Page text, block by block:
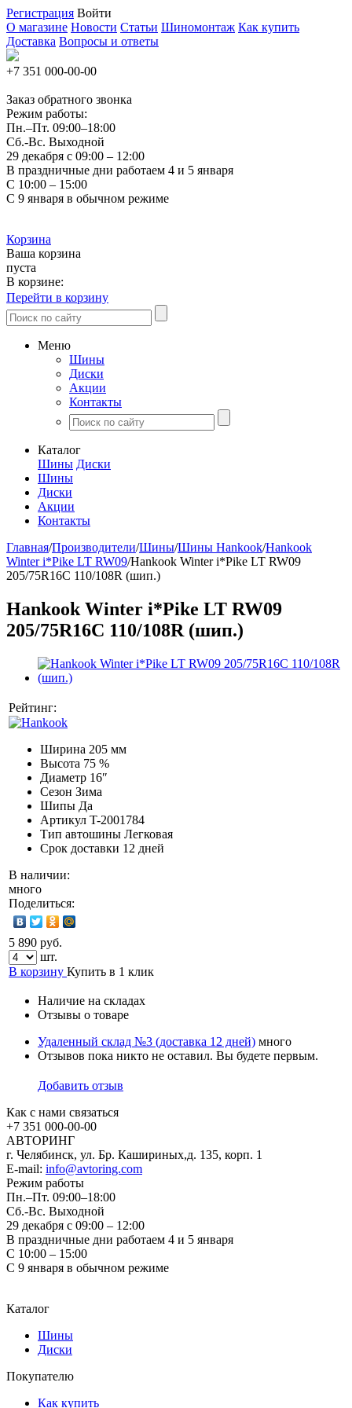
Регистрация Войти
О магазине Новости Статьи Шиномонтаж Как купить
Доставка Вопросы и ответы
+7 351 000-00-00
Заказ обратного звонка
Режим работы:
Пн.–Пт. 09:00–18:00
Сб.-Вс. Выходной
29 декабря с 09:00 – 12:00
В праздничные дни работаем 4 и 5 января
С 10:00 – 15:00
С 9 января в обычном режиме
Корзина
Ваша корзина
пуста
В корзине:
Перейти в корзину
Меню
Шины
Диски
Акции
Контакты
Каталог
Шины Диски
Шины
Диски
Акции
Контакты
Главная/Производители/Шины/Шины Hankook/Hankook
Winter i*Pike LT RW09/Hankook Winter i*Pike LT RW09
205/75R16C 110/108R (шип.)
Hankook Winter i*Pike LT RW09
205/75R16C 110/108R (шип.)
Рейтинг:
Ширина 205 мм
Высота 75 %
Диаметр 16″
Сезон Зима
Шипы Да
Артикул T-2001784
Тип автошины Легковая
Срок доставки 12 дней
В наличии:
много
Поделиться:
5 890 руб.
шт.
В корзину Купить в 1 клик
Наличие на складах
Отзывы о товаре
Удаленный склад №3 (доставка 12 дней) много
Отзывов пока никто не оставил. Вы будете первым.
Добавить отзыв
Как с нами связаться
+7 351 000-00-00
АВТОРИНГ
г. Челябинск, ул. Бр. Кашириных,д. 135, корп. 1
E-mail: info@avtoring.com
Режим работы
Пн.–Пт. 09:00–18:00
Сб.-Вс. Выходной
29 декабря с 09:00 – 12:00
В праздничные дни работаем 4 и 5 января
С 10:00 – 15:00
С 9 января в обычном режиме
Каталог
Шины
Диски
Покупателю
Как купить